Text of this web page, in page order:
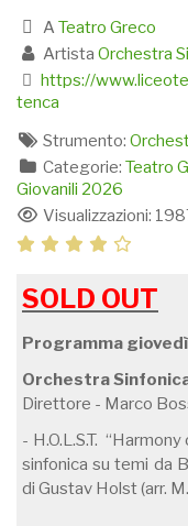
A Teatro Greco
Artista Orchestra
https://
tenca
Strumento:
Categorie: Teatro
Giovanili 2026
Visualizzazioni:
SOLD OUT
Programma
Orchestra
Direttore - Marco
- H.O.L.S.T.
sinfonica su temi da
di Gustav Holst (arr.